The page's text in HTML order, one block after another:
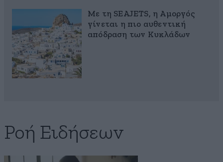
Με τη SEAJETS, η Αμοργός
γίνεται η πιο αυθεντική
απόδραση των Κυκλάδων
Ροή Ειδήσεων